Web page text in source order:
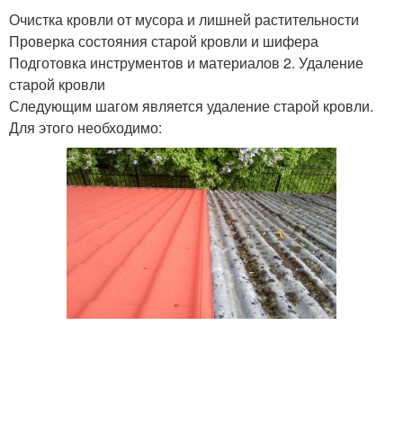
Очистка кровли от мусора и лишней растительности
Проверка состояния старой кровли и шифера
Подготовка инструментов и материалов 2. Удаление
старой кровли
Следующим шагом является удаление старой кровли.
Для этого необходимо: